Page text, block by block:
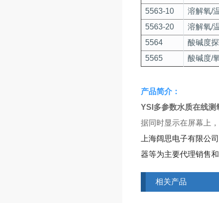
5563-10
溶解氧/
5563-20
溶解氧/
5564
酸碱度
5565
酸碱度/
​产品简介：
YSI多参数水质在线测
据同时显示在屏幕上
上海阔思电子有限公
器等为主要代理销售
相关产品